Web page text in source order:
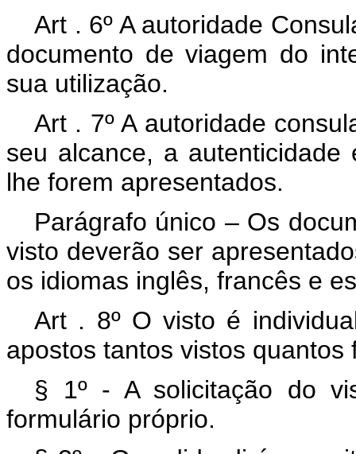
Art . 6º A autoridade
documento de viagem do
sua utilização.
Art . 7º A autoridade
seu alcance, a
lhe forem apresentados.
Parágrafo único – Os
visto deverão ser
os idiomas inglês, francês e
Art . 8º O visto é
apostos tantos vistos
§ 1º - A solicitação do
formulário próprio.